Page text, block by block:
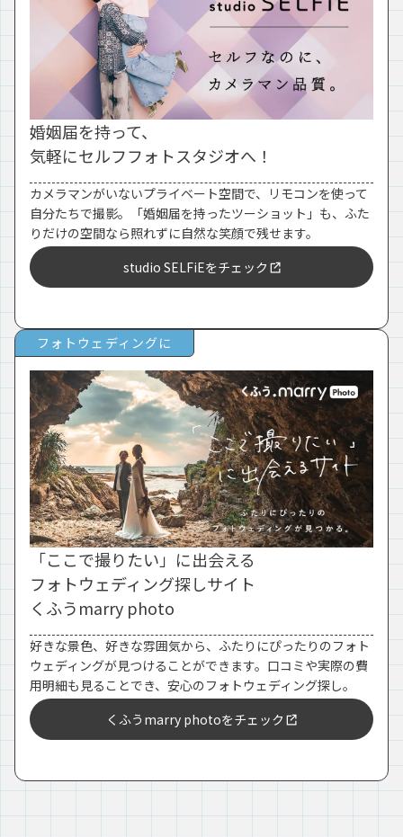
婚姻届を持って、
気軽にセルフフォトスタジオへ！
カメラマンがいないプライベート空間で、リモコンを使って
自分たちで撮影。「婚姻届を持ったツーショット」も、ふた
りだけの空間なら照れずに自然な笑顔で残せます。
studio SELFiEをチェック
フォトウェディングに
「ここで撮りたい」に出会える
フォトウェディング探しサイト
くふうmarry photo
好きな景色、好きな雰囲気から、ふたりにぴったりのフォト
ウェディングが見つけることができます。口コミや実際の費
用明細も見ることでき、安心のフォトウェディング探し。
くふうmarry photoをチェック